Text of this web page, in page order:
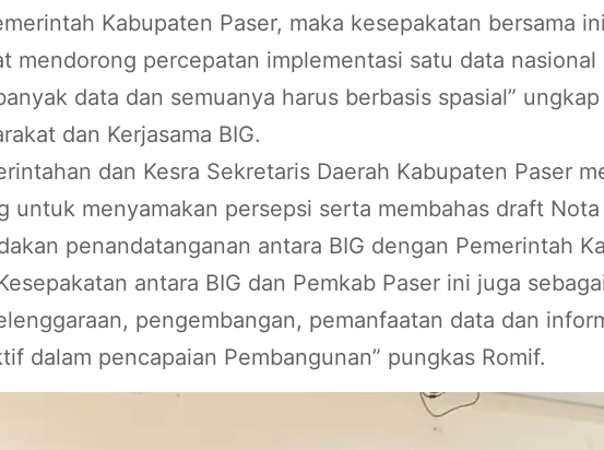
Kabupaten Paser, maka kesepakatan bersama
mendorong percepatan implementasi satu data
data dan semuanya harus berbasis spasial”
dan Kerjasama BIG.
dan Kesra Sekretaris Daerah Kabupaten Paser
untuk menyamakan persepsi serta membahas draft
penandatanganan antara BIG dengan Pemerintah
antara BIG dan Pemkab Paser ini juga
pengembangan, pemanfaatan data dan
dalam pencapaian Pembangunan” pungkas Romif.